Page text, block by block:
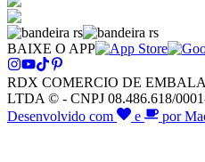
BAIXE O APP
RDX COMERCIO DE
LTDA © - CNPJ 08.486.618/
Desenvolvido com
e por